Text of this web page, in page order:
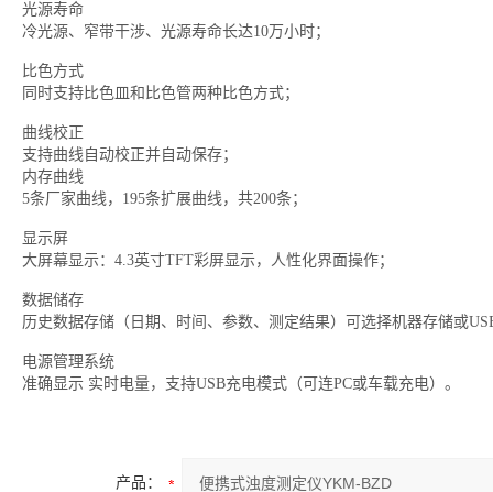
光源寿命
冷光源、窄带干涉、光源寿命长达10万小时；
比色方式
同时支持比色皿和比色管两种比色方式；
曲线校正
支持曲线自动校正并自动保存；
内存曲线
5条厂家曲线，195条扩展曲线，共200条；
显示屏
大屏幕显示：4.3英寸TFT彩屏显示，人性化界面操作；
数据储存
历史数据存储（日期、时间、参数、测定结果）可选择机器存储或
电源管理系统
准确显示 实时电量，支持USB充电模式（可连PC或车载充电）。
产品：